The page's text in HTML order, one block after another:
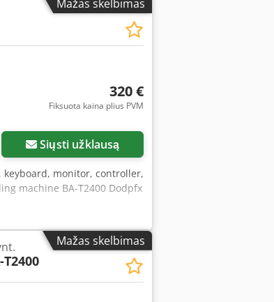
Mažas skelbimas
320 €
Fiksuota kaina plius PVM
Siųsti užklausą
monitor, controller,
machine BA-T2400 Dodpfx
Mažas skelbimas